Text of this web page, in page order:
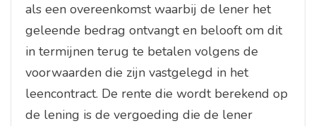
als een overeenkomst waarbij de lener het
geleende bedrag ontvangt en belooft om dit
in termijnen terug te betalen volgens de
voorwaarden die zijn vastgelegd in het
leencontract. De rente die wordt berekend op
de lening is de vergoeding die de lener